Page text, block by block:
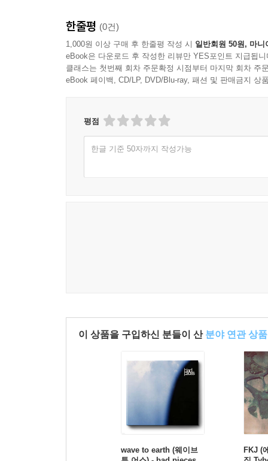
한줄평 (0건)
1,000원 이상 구매 후 한줄평 작성 시 일반회원 50원, 마니
eBook은 다운로드 후 작성한 리뷰만 YES포인트 지급됩니
클래스는 첫번째 회차 주문확정 시점부터 마지막 회차 주
eBook 페이백, CD/LP, DVD/Blu-ray, 패션 및 판매금지 상
평점
한글 기준 50자까지 작성가능
이 상품을 구입하신 분들이 산 분야 연관 상품
wave to earth (웨이브
FKJ (